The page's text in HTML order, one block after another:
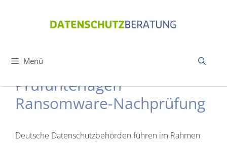
Menü
Prüfunterlagen
Ransomware-Nachprüfung
Deutsche Datenschutzbehörden führen im Rahmen